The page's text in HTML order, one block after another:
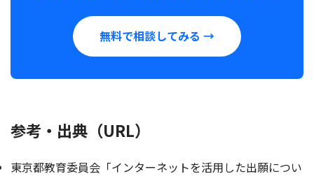
無料で相談してみる →
参考・出典（URL）
東京都教育委員会「インターネットを活用した出願につい